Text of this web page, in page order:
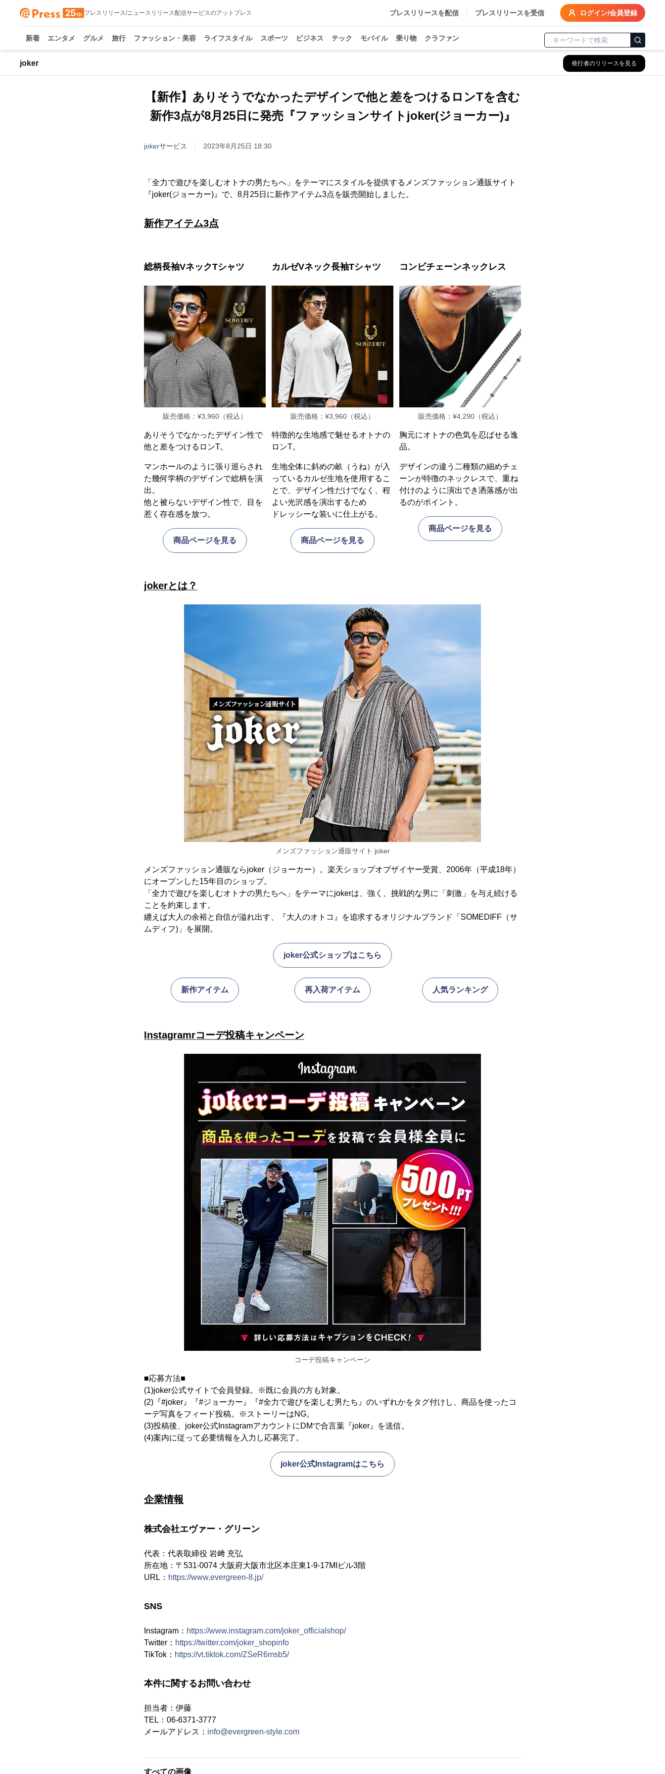
プレスリリース/ニュースリリース配信サービスのアットプレス プレスリリースを配信 プレスリリースを受信 ログイン/会員登録
新着 エンタメ グルメ 旅行 ファッション・美容 ライフスタイル スポーツ ビジネス テック モバイル 乗り物 クラファン
joker 発行者のリリースを見る
【新作】ありそうでなかったデザインで他と差をつけるロンTを含む
新作3点が8月25日に発売『ファッションサイトjoker(ジョーカー)』
jokerサービス 2023年8月25日 18:30
「全力で遊びを楽しむオトナの男たちへ」をテーマにスタイルを提供するメンズファッション通販サイト
『joker(ジョーカー)』で、8月25日に新作アイテム3点を販売開始しました。
新作アイテム3点
総柄長袖VネックTシャツ
販売価格：¥3,960（税込）
ありそうでなかったデザイン性で
他と差をつけるロンT。
マンホールのように張り巡らされ
た幾何学柄のデザインで総柄を演
出。
他と被らないデザイン性で、目を
惹く存在感を放つ。
商品ページを見る
カルゼVネック長袖Tシャツ
販売価格：¥3,960（税込）
特徴的な生地感で魅せるオトナの
ロンT。
生地全体に斜めの畝（うね）が入
っているカルゼ生地を使用するこ
とで、デザイン性だけでなく、程
よい光沢感を演出するため
ドレッシーな装いに仕上がる。
商品ページを見る
コンビチェーンネックレス
販売価格：¥4,290（税込）
胸元にオトナの色気を忍ばせる逸
品。
デザインの違う二種類の細めチェ
ーンが特徴のネックレスで、重ね
付けのように演出でき洒落感が出
るのがポイント。
商品ページを見る
jokerとは？
メンズファッション通販サイト joker
メンズファッション通販ならjoker（ジョーカー）。楽天ショップオブザイヤー受賞、2006年（平成18年）
にオープンした15年目のショップ。
「全力で遊びを楽しむオトナの男たちへ」をテーマにjokerは、強く、挑戦的な男に「刺激」を与え続ける
ことを約束します。
纏えば大人の余裕と自信が溢れ出す、『大人のオトコ』を追求するオリジナルブランド「SOMEDIFF（サ
ムディフ)」を展開。
joker公式ショップはこちら
新作アイテム 再入荷アイテム 人気ランキング
Instagramrコーデ投稿キャンペーン
コーデ投稿キャンペーン
■応募方法■
(1)joker公式サイトで会員登録。※既に会員の方も対象。
(2)『#joker』『#ジョーカー』『#全力で遊びを楽しむ男たち』のいずれかをタグ付けし、商品を使ったコ
ーデ写真をフィード投稿。※ストーリーはNG。
(3)投稿後、joker公式InstagramアカウントにDMで合言葉『joker』を送信。
(4)案内に従って必要情報を入力し応募完了。
joker公式Instagramはこちら
企業情報
株式会社エヴァー・グリーン
代表：代表取締役 岩﨑 充弘
所在地：〒531-0074 大阪府大阪市北区本庄東1-9-17MIビル3階
URL： https://www.evergreen-8.jp/
SNS
Instagram： https://www.instagram.com/joker_officialshop/
Twitter： https://twitter.com/joker_shopinfo
TikTok： https://vt.tiktok.com/ZSeR6msb5/
本件に関するお問い合わせ
担当者：伊藤
TEL：06-6371-3777
メールアドレス： info@evergreen-style.com
すべての画像